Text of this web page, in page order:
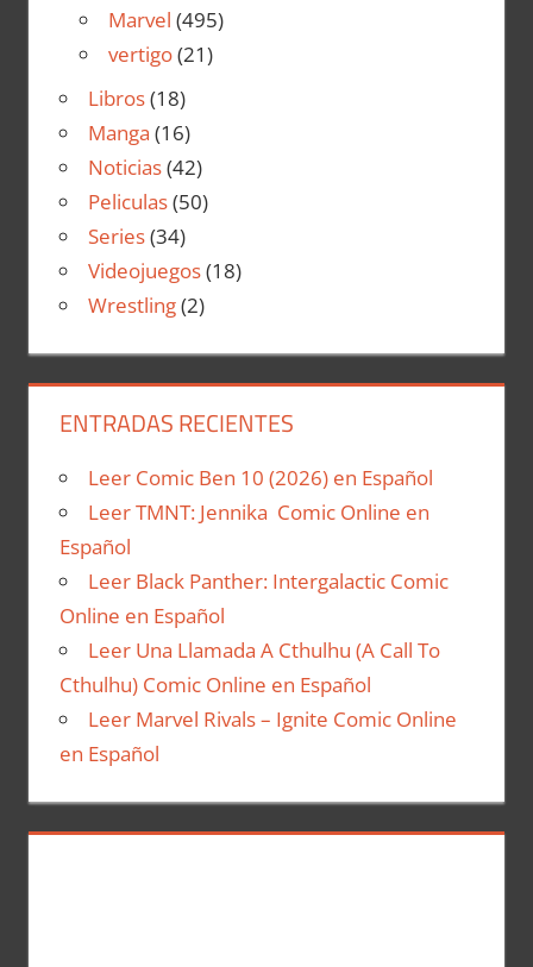
Marvel (495)
vertigo(21)
Libros(18)
Manga (16)
Noticias(42)
Peliculas(50)
Series(34)
Videojuegos(18)
Wrestling(2)
ENTRADAS RECIENTES
Leer Comic Ben 10 (2026) en Español
Leer TMNT: Jennika Comic Online en
Español
Leer Black Panther: Intergalactic Comic
Online en Español
Leer Una Llamada A Cthulhu (A Call To
Cthulhu) Comic Online en Español
Leer Marvel Rivals – Ignite Comic Online
en Español